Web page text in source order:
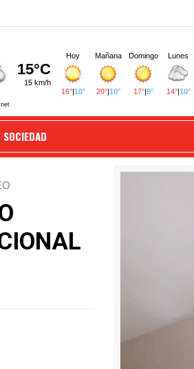
SOCIEDAD